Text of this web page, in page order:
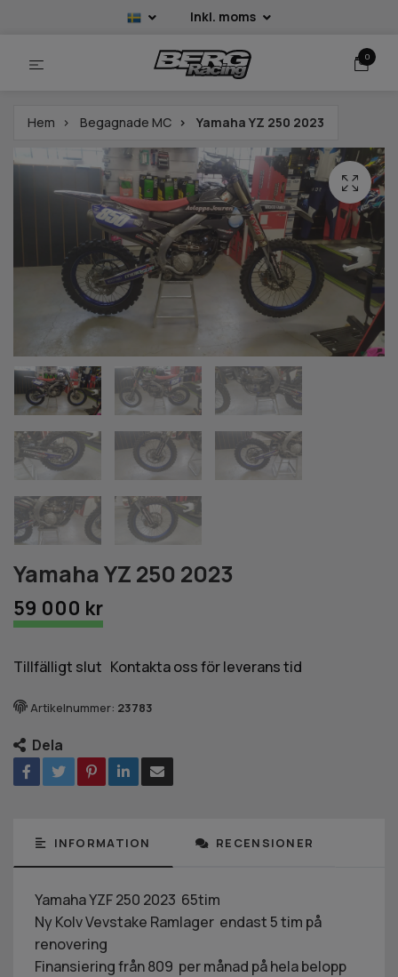
Inkl. moms
0
Hem Begagnade MC Yamaha YZ 250 2023
Yamaha YZ 250 2023
59 000 kr
Tillfälligt slut Kontakta oss för leverans tid
Artikelnummer: 23783
Dela
INFORMATION RECENSIONER
Yamaha YZF 250 2023 65tim
Ny Kolv Vevstake Ramlager endast 5 tim på
renovering
Finansiering från 809 per månad på hela belopp